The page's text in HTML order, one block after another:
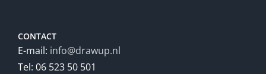
CONTACT
E-mail: info@drawup.nl
Tel: 06 523 50 501